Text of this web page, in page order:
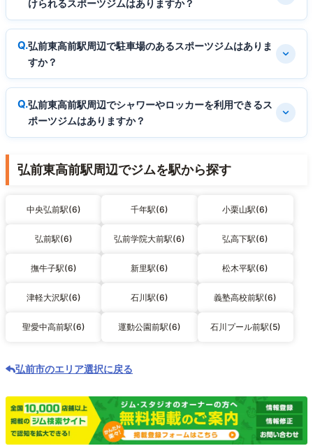
けられるスポーツジムはありますか？
弘前東高前駅周辺で駐車場のあるスポーツジムはありま
すか？
弘前東高前駅周辺でシャワーやロッカーを利用できるス
ポーツジムはありますか？
弘前東高前駅周辺でジムを駅から探す
中央弘前駅(6) 千年駅(6) 小栗山駅(6)
弘前駅(6) 弘前学院大前駅(6) 弘高下駅(6)
撫牛子駅(6) 新里駅(6) 松木平駅(6)
津軽大沢駅(6) 石川駅(6) 義塾高校前駅(6)
聖愛中高前駅(6) 運動公園前駅(6) 石川プール前駅(5)
弘前市のエリア選択に戻る